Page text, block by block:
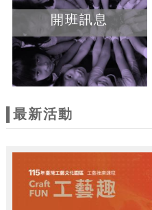
開班訊息
最新活動